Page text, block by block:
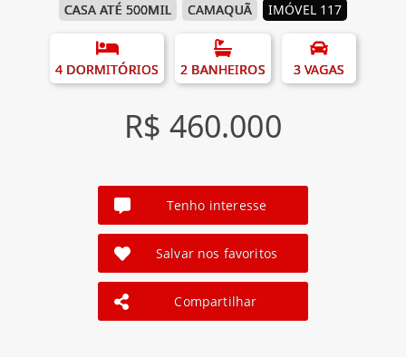
CASA ATÉ 500MIL CAMAQUÃ IMÓVEL 117
4 DORMITÓRIOS 2 BANHEIROS 3 VAGAS
R$ 460.000
Tenho interesse
Salvar nos favoritos
Compartilhar